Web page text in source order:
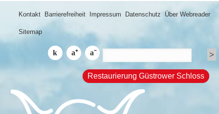
Kontakt Barrierefreiheit Impressum Datenschutz Über Webreader
Sitemap
Restaurierung Güstrower Schloss